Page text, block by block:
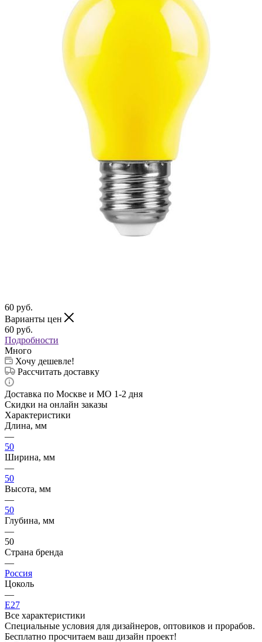
60 руб.
Варианты цен
60 руб.
Подробности
Много
Хочу дешевле!
Рассчитать доставку
Доставка по Москве и МО 1-2 дня
Скидки на онлайн заказы
Характеристики
Длина, мм
—
50
Ширина, мм
—
50
Высота, мм
—
50
Глубина, мм
—
50
Страна бренда
—
Россия
Цоколь
—
E27
Все характеристики
Специальные условия для дизайнеров, оптовиков и прорабов.
Бесплатно просчитаем ваш дизайн проект!